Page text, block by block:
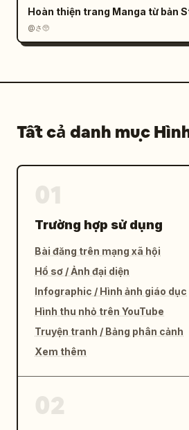
Hoàn thiện trang Manga từ bản
@さ🥺
Tất cả danh mục
Trường hợp sử dụng
Bài đăng trên mạng xã hội
Hồ sơ / Ảnh đại diện
Infographic / Hình ảnh giáo dục
Hình thu nhỏ trên YouTube
Truyện tranh / Bảng phân cảnh
Xem thêm